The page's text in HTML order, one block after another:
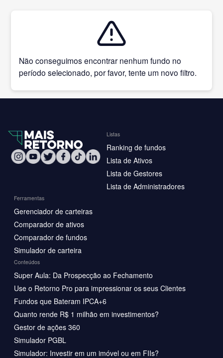
Não conseguimos encontrar nenhum fundo no
período selecionado, por favor, tente um novo filtro.
Listas
Ranking de fundos
Lista de Ativos
Lista de Gestores
Lista de Administradores
Ferramentas
Gerenciador de carteiras
Comparador de ativos
Comparador de fundos
Simulador de carteira
Conteúdos
Super Aula: Da Prospecção ao Fechamento
Use o Retorno Pro para impressionar os seus Clientes
Fundos que Bateram IPCA+6
Quanto rende R$ 1 milhão em investimentos?
Gestor de ações 360
Simulador PGBL
Simulador: Investir em um imóvel ou em FIIs?